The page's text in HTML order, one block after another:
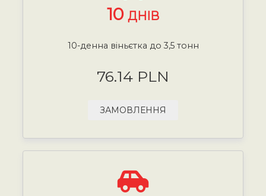
10 ДНІВ
10-денна віньєтка до 3,5 тонн
76.14 PLN
ЗАМОВЛЕННЯ